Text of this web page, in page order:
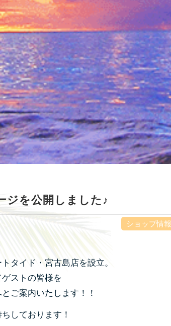
ジを公開しました♪
ショップ情報
タイド・宮古島店を設立。
ストの皆様を
ご案内いたします！！
しております！